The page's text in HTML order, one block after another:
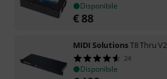
Disponibile
€ 88
MIDI SolutionsT8 Thru V2
24
Disponibile